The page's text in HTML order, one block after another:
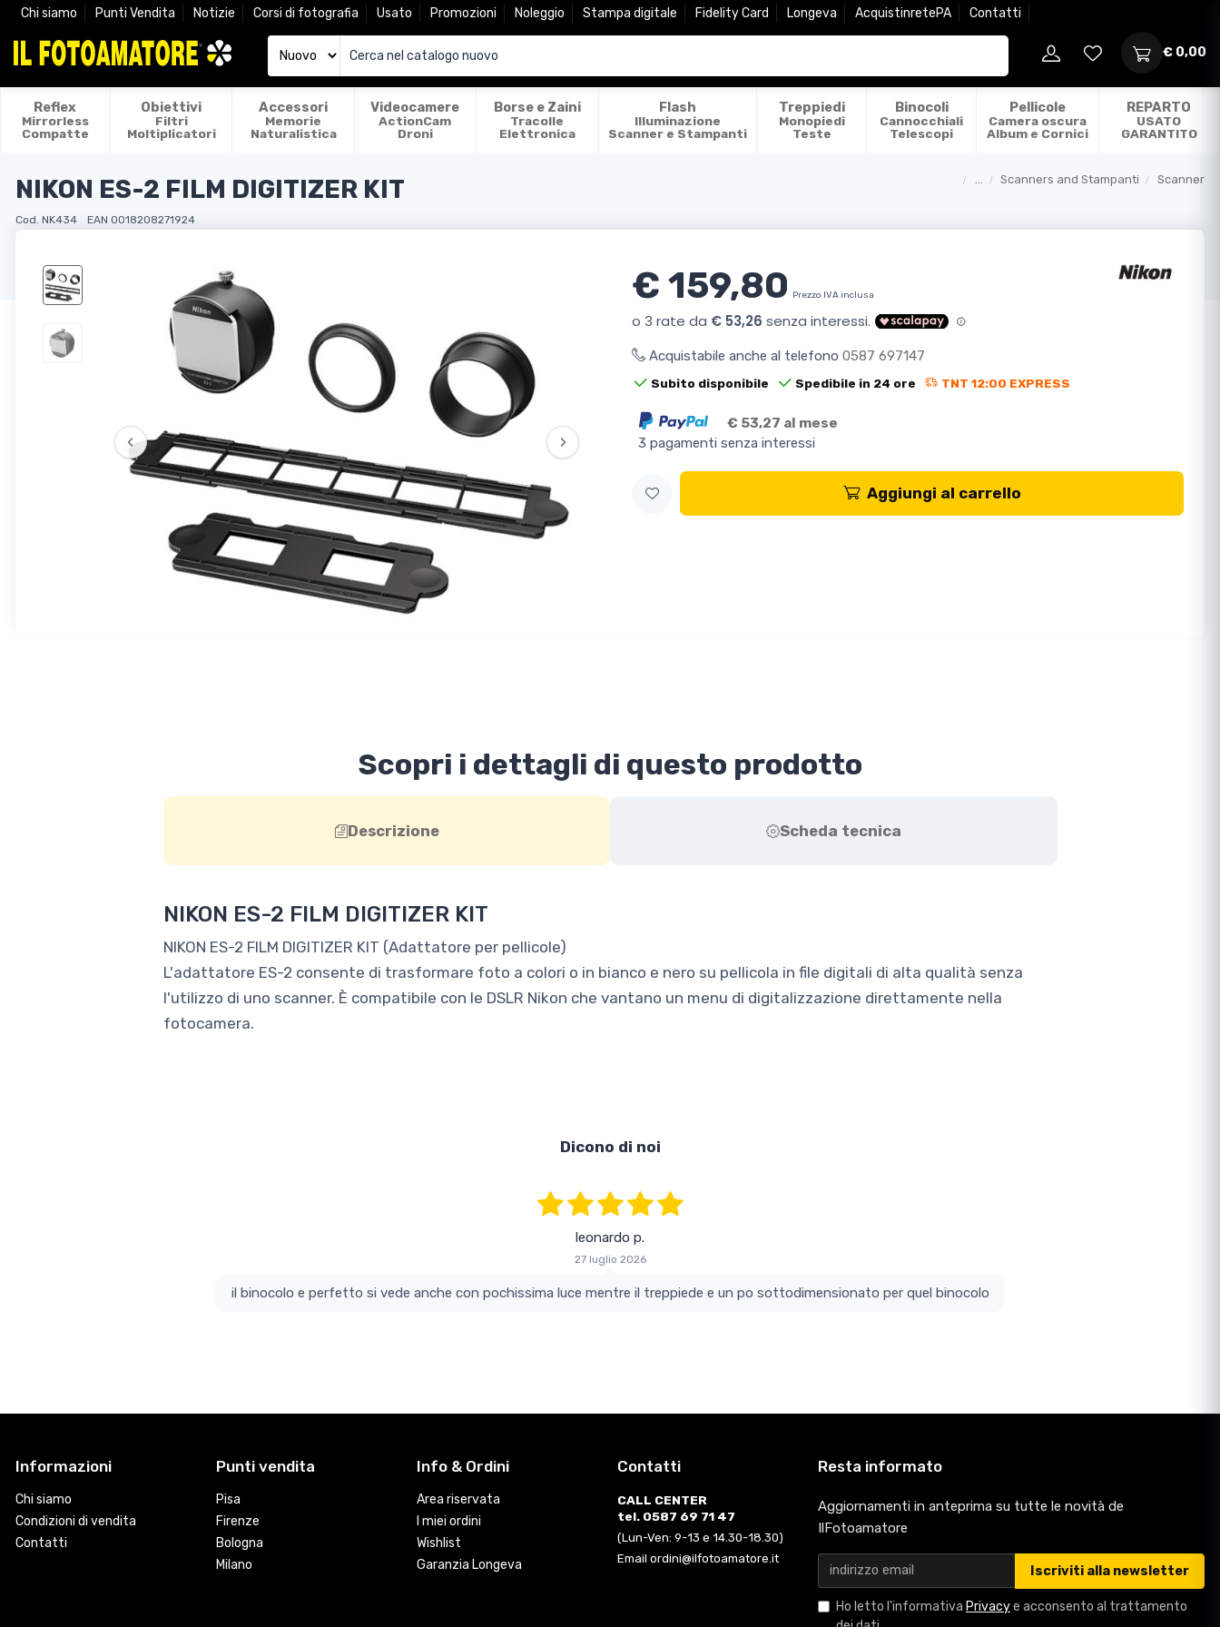
Chi siamo Punti Vendita Notizie Corsi di fotografia Usato Promozioni Noleggio Stampa digitale Fidelity Card Longeva AcquistinretePA Contatti
€ 0,00
Reflex
Mirrorless
Compatte
Obiettivi
Filtri
Moltiplicatori
Accessori
Memorie
Naturalistica
Videocamere
ActionCam
Droni
Borse e Zaini
Tracolle
Elettronica
Flash
Illuminazione
Scanner e Stampanti
Treppiedi
Monopiedi
Teste
Binocoli
Cannocchiali
Telescopi
Pellicole
Camera oscura
Album e Cornici
REPARTO
USATO
GARANTITO
Scanners and Stampanti Scanner
NIKON ES-2 FILM DIGITIZER KIT
Cod. NK434 EAN 0018208271924
‹ ›
€ 159,80 Prezzo IVA inclusa
Acquistabile anche al telefono 0587 697147
Subito disponibile Spedibile in 24 ore TNT 12:00 EXPRESS
€ 53,27 al mese
3 pagamenti senza interessi
Aggiungi al carrello
Scopri i dettagli di questo prodotto
Descrizione Scheda tecnica
NIKON ES-2 FILM DIGITIZER KIT
NIKON ES-2 FILM DIGITIZER KIT (Adattatore per pellicole)
L'adattatore ES-2 consente di trasformare foto a colori o in bianco e nero su pellicola in file digitali di alta qualità senza
l'utilizzo di uno scanner. È compatibile con le DSLR Nikon che vantano un menu di digitalizzazione direttamente nella
fotocamera.
Dicono di noi
leonardo p.
27 luglio 2026
il binocolo e perfetto si vede anche con pochissima luce mentre il treppiede e un po sottodimensionato per quel binocolo
Informazioni
Chi siamo
Condizioni di vendita
Contatti
Punti vendita
Pisa
Firenze
Bologna
Milano
Info & Ordini
Area riservata
I miei ordini
Wishlist
Garanzia Longeva
Contatti
CALL CENTER
tel. 0587 69 71 47
(Lun-Ven: 9-13 e 14.30-18.30)
Email ordini@ilfotoamatore.it
Resta informato
Aggiornamenti in anteprima su tutte le novità de
IlFotoamatore
Iscriviti alla newsletter
Ho letto l'informativa Privacye acconsento al trattamento